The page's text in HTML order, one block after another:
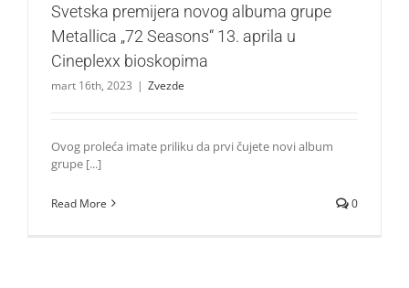
Svetska premijera novog albuma grupe
Metallica „72 Seasons“ 13. aprila u
Cineplexx bioskopima
mart 16th, 2023 | Zvezde
Ovog proleća imate priliku da prvi čujete novi album
grupe [...]
Read More 0